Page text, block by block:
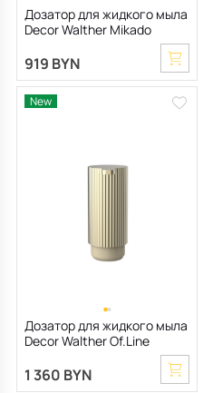
Дозатор для жидкого мыла
Decor Walther Mikado
919 BYN
New
Дозатор для жидкого мыла
Decor Walther Of.Line
0671245, Champagne/Dune
1 360 BYN